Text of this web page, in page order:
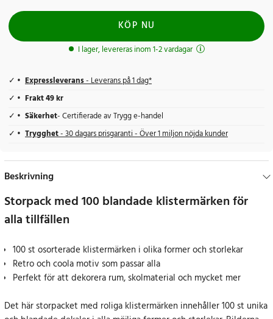
KÖP NU
I lager, levereras inom 1-2 vardagar
Expressleverans- Leverans på 1 dag*
Frakt 49 kr
Säkerhet- Certifierade av Trygg e-handel
Trygghet- 30 dagars prisgaranti - Över 1 miljon nöjda kunder
Beskrivning
Storpack med 100 blandade klistermärken för
alla tillfällen
100 st osorterade klistermärken i olika former och storlekar
Retro och coola motiv som passar alla
Perfekt för att dekorera rum, skolmaterial och mycket mer
Det här storpacket med roliga klistermärken innehåller 100 st unika